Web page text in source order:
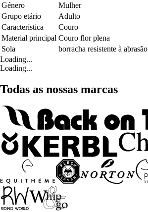
Género
Mulher
Grupo etário
Adulto
Característica
Couro
Material principal Couro flor plena
Sola
borracha resistente à abrasão
Loading...
Loading...
Todas as nossas marcas